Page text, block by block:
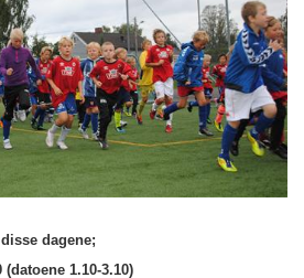
dagene;
1.10-3.10)